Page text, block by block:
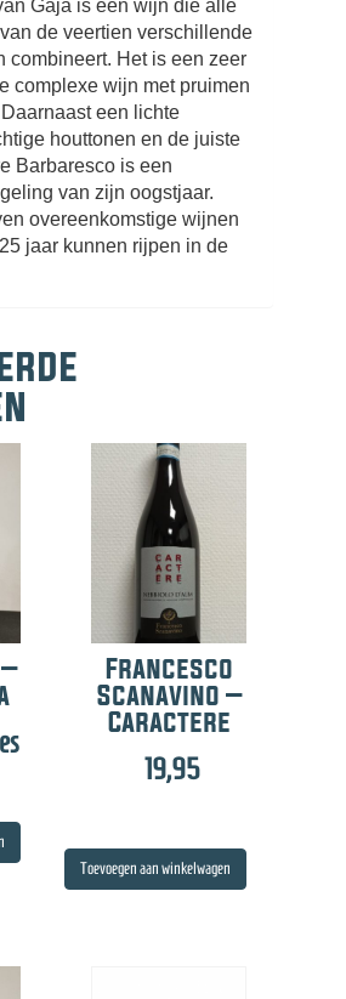
Gaja is een wijn die alle
de veertien verschillende
combineert. Het is een zeer
complexe wijn met pruimen
een lichte
houttonen en de juiste
Barbaresco is een
van zijn oogstjaar.
overeenkomstige wijnen
jaar kunnen rijpen in de
Francesco
Scanavino –
Caractere
19,95
Toevoegen aan winkelwagen